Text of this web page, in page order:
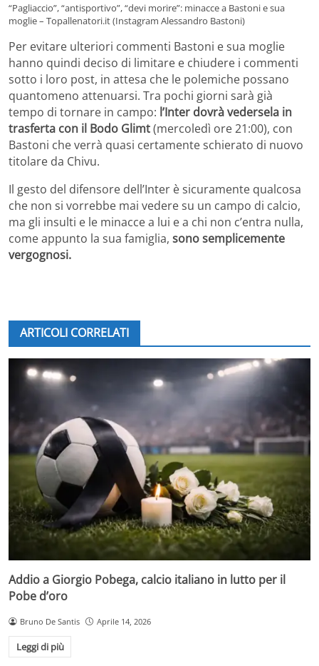
“Pagliaccio”, “antisportivo”, “devi morire”: minacce a Bastoni e sua
moglie – Topallenatori.it (Instagram Alessandro Bastoni)
Per evitare ulteriori commenti Bastoni e sua moglie
hanno quindi deciso di limitare e chiudere i commenti
sotto i loro post, in attesa che le polemiche possano
quantomeno attenuarsi. Tra pochi giorni sarà già
tempo di tornare in campo: l’Inter dovrà vedersela in
trasferta con il Bodo Glimt(mercoledì ore 21:00), con
Bastoni che verrà quasi certamente schierato di nuovo
titolare da Chivu.
Il gesto del difensore dell’Inter è sicuramente qualcosa
che non si vorrebbe mai vedere su un campo di calcio,
ma gli insulti e le minacce a lui e a chi non c’entra nulla,
come appunto la sua famiglia, sono semplicemente
vergognosi.
ARTICOLI CORRELATI
Addio a Giorgio Pobega, calcio italiano in lutto per il
Pobe d’oro
Bruno De Santis Aprile 14, 2026
Leggi di più